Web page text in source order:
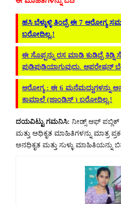
ಹಸಿ ಬೆಳ್ಳುಳ್ಳಿ ತಿಂದ್ರೆ ಈ 7 ಆರೋಗ್ಯ
ಬರೋದಿಲ್ಲ.!
ಈ ಸೊಪ್ಪನ್ನು ರಸ ಮಾಡಿ ಕುಡಿದ್ರೆ ಕಿಡ್ನಿ
ಪುಡಿಪುಡಿಯಾಗುವುದು. ಆಪರೇಷನ್
ಆರೋಗ್ಯ : ಈ 6 ಮನೆಮದ್ದುಗಳನ್ನು
ಕಾಮಾಲೆ (ಜಾಂಡಿಸ್ ) ಬರೋದಿಲ್ಲ.!
ದಯವಿಟ್ಟು ಗಮನಿಸಿ: ನೀಡ್ಸ್ ಆಫ್
ಮತ್ತು ಅಧಿಕೃತ ಮಾಹಿತಿಗಳನ್ನು ಮಾತ್ರ
ಅನಧಿಕೃತ ಮತ್ತು ಸುಳ್ಳು ಮಾಹಿತಿಯನ್ನು